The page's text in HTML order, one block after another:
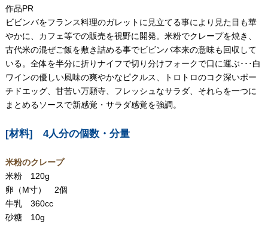
作品PR
ビビンバをフランス料理のガレットに見立てる事により見た目も華
やかに、カフェ等での販売を視野に開発。米粉でクレープを焼き、
古代米の混ぜご飯を敷き詰める事でビビンバ本来の意味も回収して
いる。全体を半分に折りナイフで切り分けフォークで口に運ぶ･･･白
ワインの優しい風味の爽やかなピクルス、トロトロのコク深いポー
チドエッグ、甘苦い万願寺、フレッシュなサラダ、それらを一つに
まとめるソースで新感覚・サラダ感覚を強調。
[材料] 4人分の個数・分量
米粉のクレープ
米粉 120g
卵（M寸） 2個
牛乳 360cc
砂糖 10g